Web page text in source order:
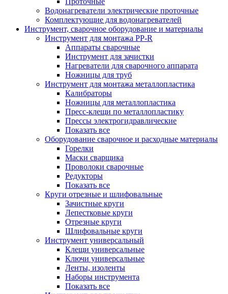
Водонагреватели электрические проточные
Комплектующие для водонагревателей
Инструмент, сварочное оборудование и материалы
Инструмент для монтажа PP-R
Аппараты сварочные
Инструмент для зачистки
Нагреватели для сварочного аппарата
Ножницы для труб
Инструмент для монтажа металлопластика
Калибраторы
Ножницы для металлопластика
Пресс-клещи по металлопластику
Прессы электрогидравлические
Показать все
Оборудование сварочное и расходные материалы
Горелки
Маски сварщика
Проволоки сварочные
Редукторы
Показать все
Круги отрезные и шлифовальные
Зачистные круги
Лепестковые круги
Отрезные круги
Шлифовальные круги
Инструмент универсальный
Клещи универсальные
Ключи универсальные
Ленты, изоленты
Наборы инструмента
Показать все